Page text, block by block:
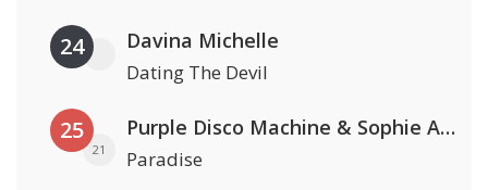
24 Davina Michelle
Dating The Devil
25
21
Purple Disco Machine & Sophie And The Giants
Paradise